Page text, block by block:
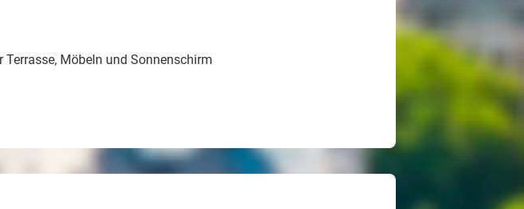
Terrasse, Möbeln und Sonnenschirm